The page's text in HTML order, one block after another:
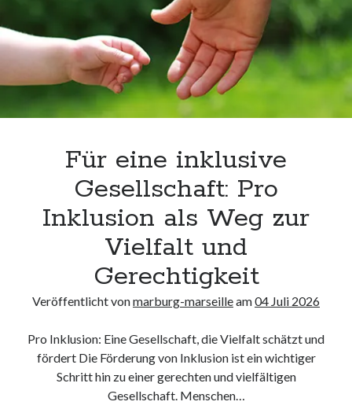
Für eine inklusive
Gesellschaft: Pro
Inklusion als Weg zur
Vielfalt und
Gerechtigkeit
Veröffentlicht vonmarburg-marseilleam04 Juli 2026
Pro Inklusion: Eine Gesellschaft, die Vielfalt schätzt und
fördert Die Förderung von Inklusion ist ein wichtiger
Schritt hin zu einer gerechten und vielfältigen
Gesellschaft. Menschen…